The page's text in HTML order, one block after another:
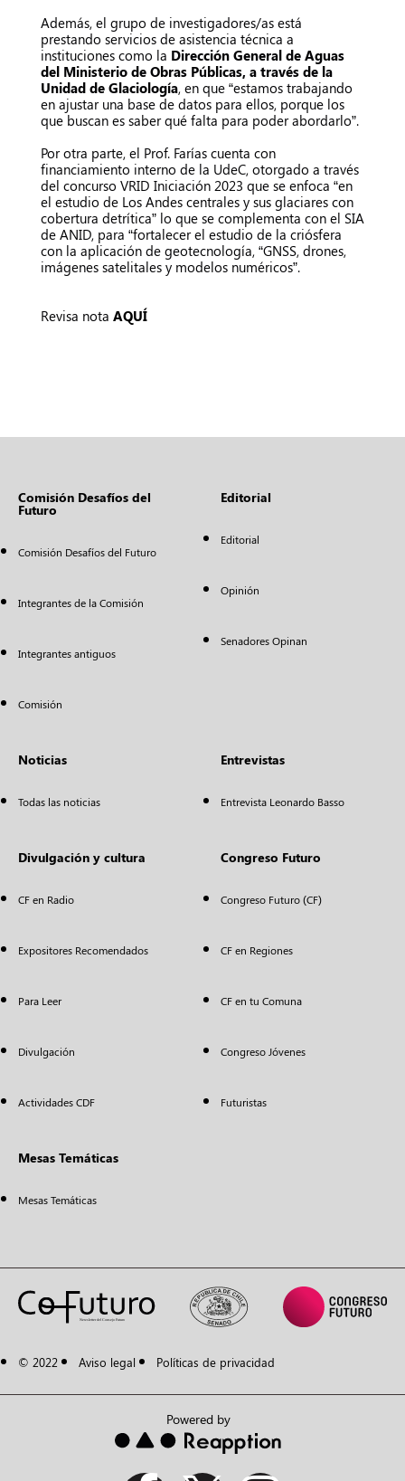
Además, el grupo de investigadores/as está
prestando servicios de asistencia técnica a
instituciones como la Dirección General de Aguas
del Ministerio de Obras Públicas, a través de la
Unidad de Glaciología, en que “estamos trabajando
en ajustar una base de datos para ellos, porque los
que buscan es saber qué falta para poder abordarlo”.
Por otra parte, el Prof. Farías cuenta con
financiamiento interno de la UdeC, otorgado a través
del concurso VRID Iniciación 2023 que se enfoca “en
el estudio de Los Andes centrales y sus glaciares con
cobertura detrítica” lo que se complementa con el SIA
de ANID, para “fortalecer el estudio de la criósfera
con la aplicación de geotecnología, “GNSS, drones,
imágenes satelitales y modelos numéricos”.
Revisa nota AQUÍ
Comisión Desafíos del
Futuro
Comisión Desafíos del Futuro
Integrantes de la Comisión
Integrantes antiguos
Comisión
Editorial
Editorial
Opinión
Senadores Opinan
Noticias
Todas las noticias
Entrevistas
Entrevista Leonardo Basso
Divulgación y cultura
CF en Radio
Expositores Recomendados
Para Leer
Divulgación
Actividades CDF
Congreso Futuro
Congreso Futuro (CF)
CF en Regiones
CF en tu Comuna
Congreso Jóvenes
Futuristas
Mesas Temáticas
Mesas Temáticas
© 2022 Aviso legal Políticas de privacidad
Powered by